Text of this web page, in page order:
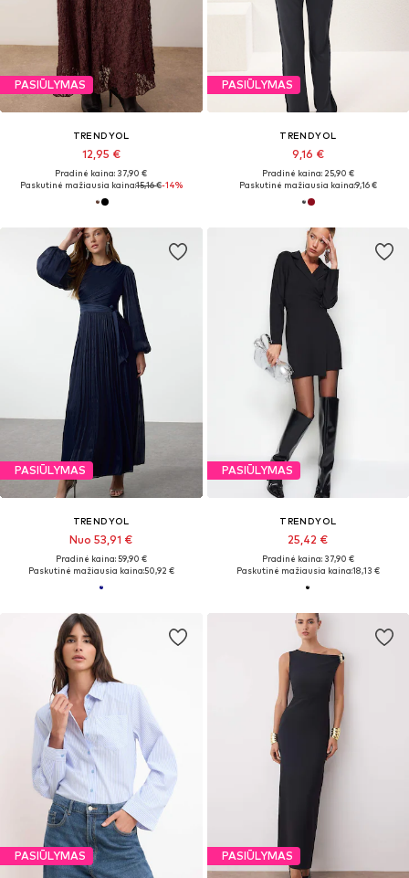
PASIŪLYMAS
TRENDYOL
12,95 €
Pradinė kaina: 37,90 €
Paskutinė mažiausia kaina:15,16 €-14%
PASIŪLYMAS
TRENDYOL
9,16 €
Pradinė kaina: 25,90 €
Paskutinė mažiausia kaina:9,16 €
PASIŪLYMAS
TRENDYOL
Nuo 53,91 €
Pradinė kaina: 59,90 €
Paskutinė mažiausia kaina:50,92 €
PASIŪLYMAS
TRENDYOL
25,42 €
Pradinė kaina: 37,90 €
Paskutinė mažiausia kaina:18,13 €
PASIŪLYMAS PASIŪLYMAS